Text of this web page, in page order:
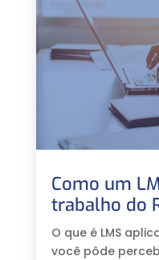
Como um
trabalho do
O que é LMS
você pôde